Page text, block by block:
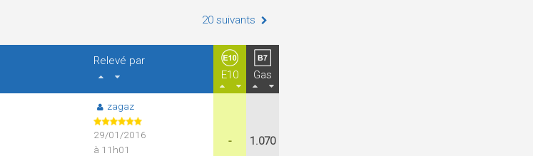
20 suivants
Relevé par
E10
Gas
zagaz
29/01/2016
à 11h01
- 1.070